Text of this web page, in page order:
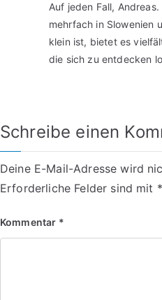
Auf jeden Fall,
mehrfach in Slowenien
klein ist, bietet es
die sich zu entdecken
Schreibe einen
Deine E-Mail-Adresse wird
Erforderliche Felder sind mit *
Kommentar *